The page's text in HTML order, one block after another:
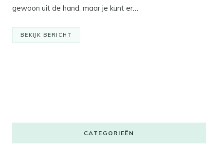
gewoon uit de hand, maar je kunt er…
BEKIJK BERICHT
CATEGORIEËN